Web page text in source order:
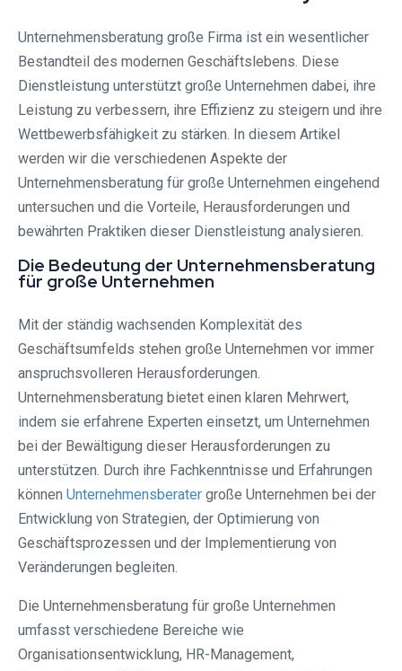
Unternehmensberatung große Firma ist ein wesentlicher
Bestandteil des modernen Geschäftslebens. Diese
Dienstleistung unterstützt große Unternehmen dabei, ihre
Leistung zu verbessern, ihre Effizienz zu steigern und ihre
Wettbewerbsfähigkeit zu stärken. In diesem Artikel
werden wir die verschiedenen Aspekte der
Unternehmensberatung für große Unternehmen eingehend
untersuchen und die Vorteile, Herausforderungen und
bewährten Praktiken dieser Dienstleistung analysieren.
Die Bedeutung der Unternehmensberatung
für große Unternehmen
Mit der ständig wachsenden Komplexität des
Geschäftsumfelds stehen große Unternehmen vor immer
anspruchsvolleren Herausforderungen.
Unternehmensberatung bietet einen klaren Mehrwert,
indem sie erfahrene Experten einsetzt, um Unternehmen
bei der Bewältigung dieser Herausforderungen zu
unterstützen. Durch ihre Fachkenntnisse und Erfahrungen
können Unternehmensberater große Unternehmen bei der
Entwicklung von Strategien, der Optimierung von
Geschäftsprozessen und der Implementierung von
Veränderungen begleiten.
Die Unternehmensberatung für große Unternehmen
umfasst verschiedene Bereiche wie
Organisationsentwicklung, HR-Management,